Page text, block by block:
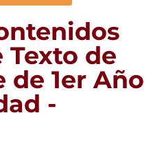
Texto de
1er Año
-